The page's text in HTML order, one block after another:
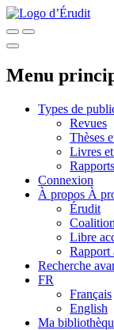
Menu
Types de
Revues
Thèses
Livres
Connexion
À propos À
Érudit
Libre
Rapport
Recherche
FR
Français
English
Ma